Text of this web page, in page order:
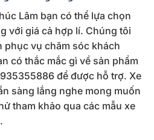
Lâm bạn có thể lựa chọn
với giá cả hợp lí. Chúng tôi
phục vụ chăm sóc khách
có thắc mắc gì về sản phẩm
để được hỗ trợ. Xe
sàng lắng nghe mong muốn
tham khảo qua các mẫu xe